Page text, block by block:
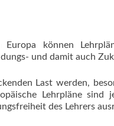
können
und damit auch
Last werden,
Lehrpläne sind
des Lehrers